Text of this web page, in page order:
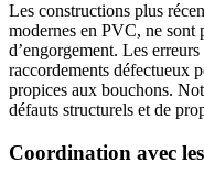
Les constructions plus
modernes en PVC, ne sont
d’engorgement. Les
raccordements défectueux
propices aux bouchons.
défauts structurels et de
Coordination avec